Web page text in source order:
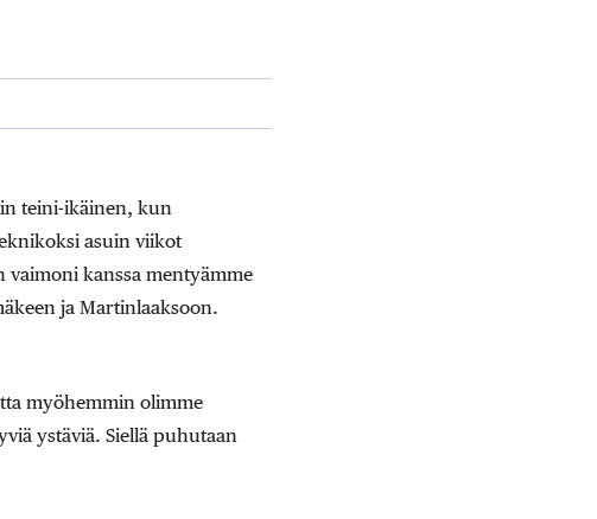
teini-ikäinen, kun
asuin viikot
vaimoni kanssa mentyämme
ja Martinlaaksoon.
myöhemmin olimme
ystäviä. Siellä puhutaan